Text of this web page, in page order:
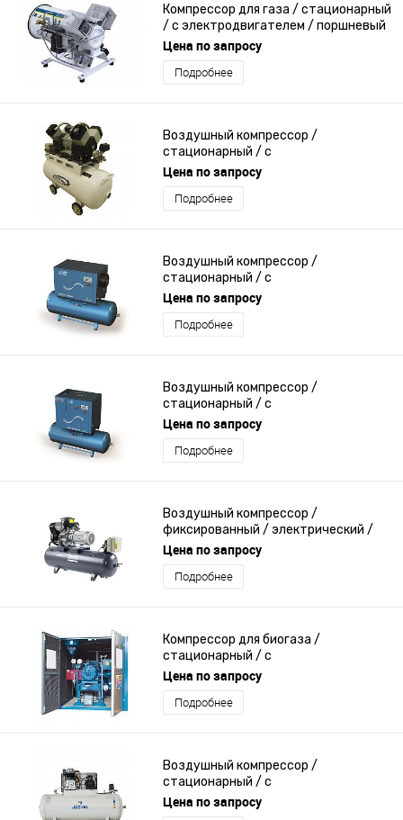
Компрессор для газа / стационарный
/ с электродвигателем / поршневый
Цена по запросу
Подробнее
Воздушный компрессор /
стационарный / с
электродвигателем / поршневый
Цена по запросу
Подробнее
Воздушный компрессор /
стационарный / с
электродвигателем / винтовой
Цена по запросу
Подробнее
Воздушный компрессор /
стационарный / с
электродвигателем / винтовой
Цена по запросу
Подробнее
Воздушный компрессор /
фиксированный / электрический /
поршневый
Цена по запросу
Подробнее
Компрессор для биогаза /
стационарный / с
электродвигателем / лопастный
Цена по запросу
Подробнее
Воздушный компрессор /
стационарный / с
электродвигателем / поршневый
Цена по запросу